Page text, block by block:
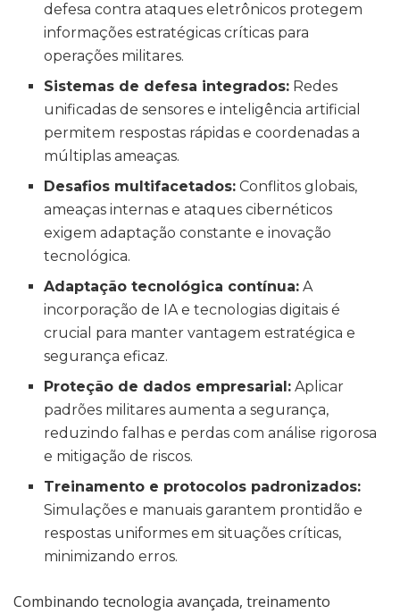
defesa contra ataques eletrônicos protegem
informações estratégicas críticas para
operações militares.
Sistemas de defesa integrados: Redes
unificadas de sensores e inteligência artificial
permitem respostas rápidas e coordenadas a
múltiplas ameaças.
Desafios multifacetados: Conflitos globais,
ameaças internas e ataques cibernéticos
exigem adaptação constante e inovação
tecnológica.
Adaptação tecnológica contínua: A
incorporação de IA e tecnologias digitais é
crucial para manter vantagem estratégica e
segurança eficaz.
Proteção de dados empresarial: Aplicar
padrões militares aumenta a segurança,
reduzindo falhas e perdas com análise rigorosa
e mitigação de riscos.
Treinamento e protocolos padronizados:
Simulações e manuais garantem prontidão e
respostas uniformes em situações críticas,
minimizando erros.
Combinando tecnologia avançada, treinamento